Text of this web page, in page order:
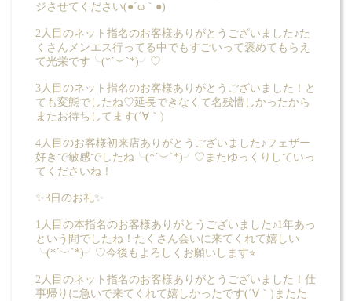
ジさせてください(●´ω｀●)
2人目のネット指名のお客様ありがとうございました♪た
くさんメンエス行ってる中でもすごいって褒めてもらえ
て光栄です╰(*´︶`*)╯♡
3人目のネット指名のお客様ありがとうございました！と
ても変態でしたね♡延長できなくて名残惜しかったから
またお待ちしてます(´∀｀)
4人目のお客様初来店ありがとうございました♪フェザー
好きで敏感でしたね╰(*´︶`*)╯♡またゆっくりしていっ
てくださいね！
✨3日のお礼✨
1人目の本指名のお客様ありがとうございました♪1年あっ
という間でしたね！たくさん会いに来てくれて嬉しい
╰(*´︶`*)╯♡今後もよろしくお願いします⭐︎
2人目のネット指名のお客様ありがとうございました！仕
事帰りに急いで来てくれて嬉しかったです(´∀｀)またた